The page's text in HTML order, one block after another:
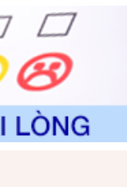
bộ, quy trình điện tử
biến đổi khí hậu
và Môi
chính được sửa
bộ, quy trình điện tử
Luật sư thuộc